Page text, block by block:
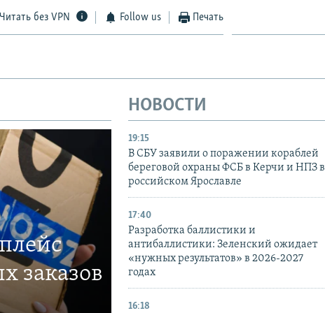
Читать без VPN Follow us Печать
заказов
НОВОСТИ
19:15
В СБУ заявили о поражении кораблей
береговой охраны ФСБ в Керчи и НПЗ в
российском Ярославле
17:40
Разработка баллистики и
антибаллистики: Зеленский ожидает
«нужных результатов» в 2026-2027
годах
16:18